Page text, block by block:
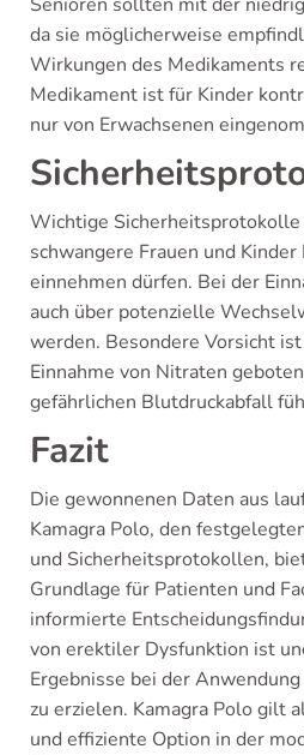
da sie möglicherweise
Wirkungen des Medikaments
Medikament ist für Kinder
nur von Erwachsenen
Wichtige Sicherheitsprotokolle
schwangere Frauen und
einnehmen dürfen. Bei der
auch über potenzielle
werden. Besondere Vorsicht
Einnahme von Nitraten
gefährlichen Blutdruckabfall
Fazit
Die gewonnenen Daten aus
Kamagra Polo, den
und Sicherheitsprotokollen,
Grundlage für Patienten und
informierte
von erektiler Dysfunktion ist
Ergebnisse bei der
zu erzielen. Kamagra Polo gilt
und effiziente Option in der